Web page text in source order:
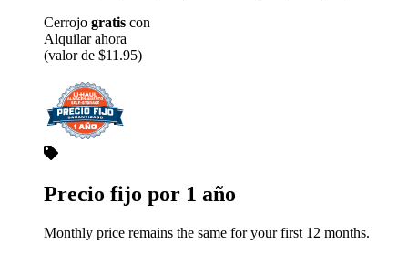
Cerrojo gratis con
Alquilar ahora
(valor de $11.95)
Precio fijo por 1 año
Monthly price remains the same for your first 12 months.